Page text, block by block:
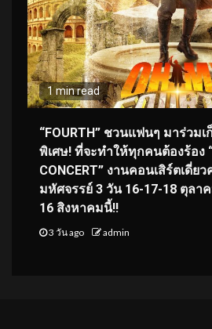
1 min read
“FOURTH” ชวนแฟนๆ มาร่วม
พิเศษ! ที่จะทำให้ทุกคนต้องร้อง
CONCERT” งานคอนเสิร์ตเดี่ย
มหัศจรรย์ 3 วัน 16-17-18 ตุล
16 สิงหาคมนี้!!
3 วัน ago admin